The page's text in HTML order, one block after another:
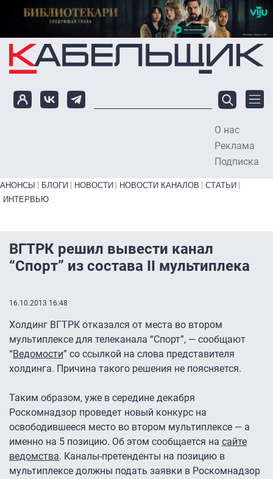
Перейти к основному содержанию
О нас
Реклама
Подписка
Primary links bottom
АНОНСЫ БЛОГИ НОВОСТИ НОВОСТИ КАНАЛОВ
СТАТЬИ
ИНТЕРВЬЮ
ВГТРК решил вывести канал
“Спорт” из состава II мультиплека
16.10.2013 16:48
Холдинг ВГТРК отказался от места во втором
мультиплексе для телеканала “Спорт”, — сообщают
“Ведомости” со ссылкой на слова представителя
холдинга. Причина такого решения не поясняется.
Таким образом, уже в середине декабря
Роскомнадзор проведет новый конкурс на
освободившееся место во втором мультиплексе — а
именно на 5 позицию. Об этом сообщается на сайте
ведомства. Каналы-претенденты на позицию в
мультиплексе должны подать заявки в Роскомнадзор